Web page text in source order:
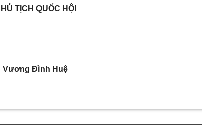
TỊCH QUỐC HỘI
Vương Đình Huệ